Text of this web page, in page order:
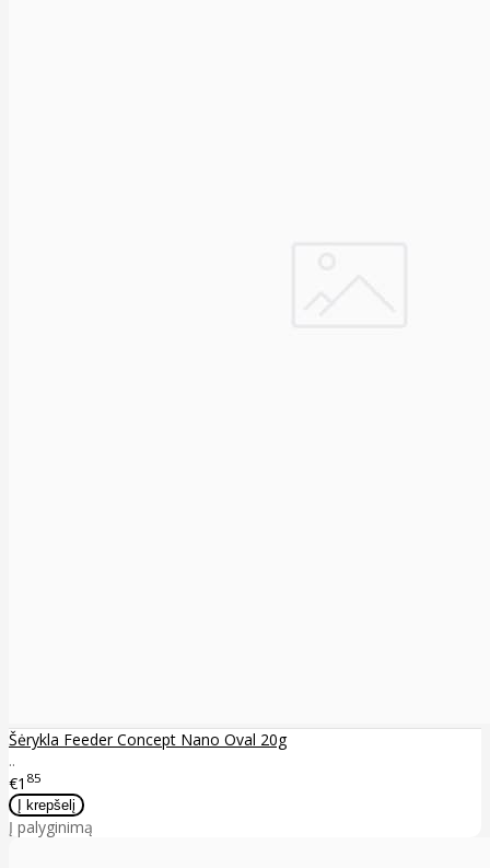
Šėrykla Feeder Concept Nano Oval 20g
..
€1 85
Į palyginimą